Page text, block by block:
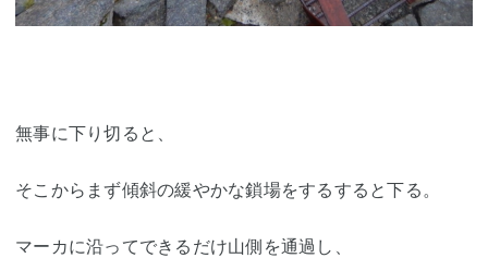
無事に下り切ると、
そこからまず傾斜の緩やかな鎖場をするすると下る。
マーカに沿ってできるだけ山側を通過し、